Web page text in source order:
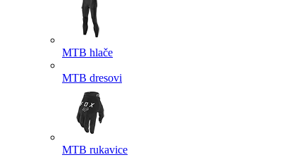
MTB hlače
MTB dresovi
MTB rukavice